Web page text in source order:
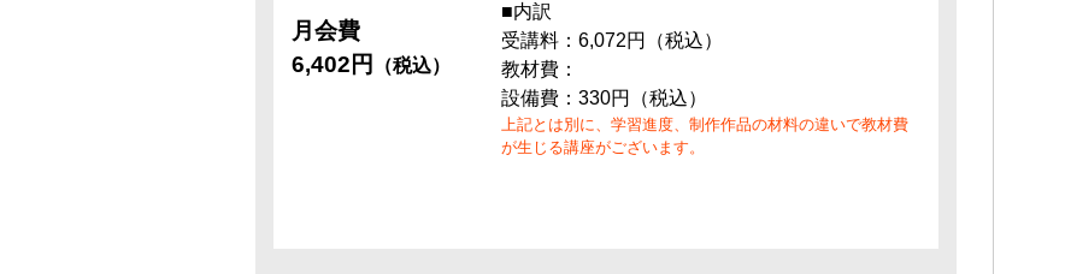
月会費
6,402円
（税込）
■内訳
受講料：6,072円（税込）
教材費：
設備費：330円（税込）
上記とは別に、学習進度、制作作品の材料の違いで教材費
が生じる講座がございます。